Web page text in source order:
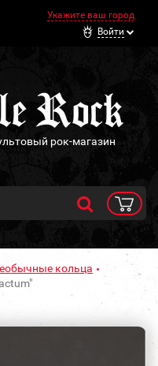
Укажите ваш город
Войти
рок-магазин
кольца